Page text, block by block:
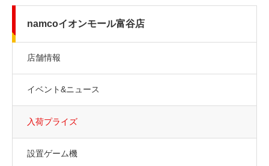
namcoイオンモール富谷店
店舗情報
イベント&ニュース
入荷プライズ
設置ゲーム機